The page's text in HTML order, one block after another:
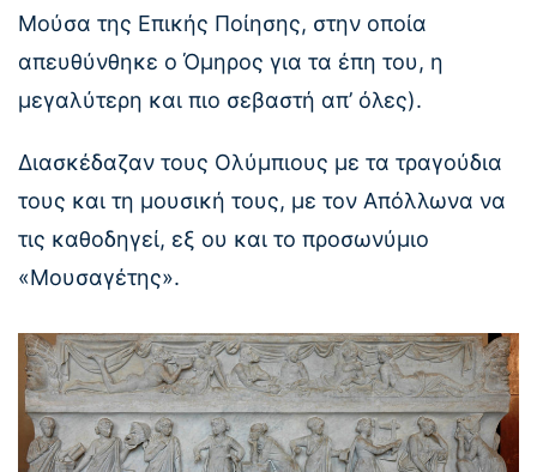
Μούσα της Επικής Ποίησης, στην οποία
απευθύνθηκε ο Όμηρος για τα έπη του, η
μεγαλύτερη και πιο σεβαστή απ’ όλες).
Διασκέδαζαν τους Ολύμπιους με τα τραγούδια
τους και τη μουσική τους, με τον Απόλλωνα να
τις καθοδηγεί, εξ ου και το προσωνύμιο
«Μουσαγέτης».